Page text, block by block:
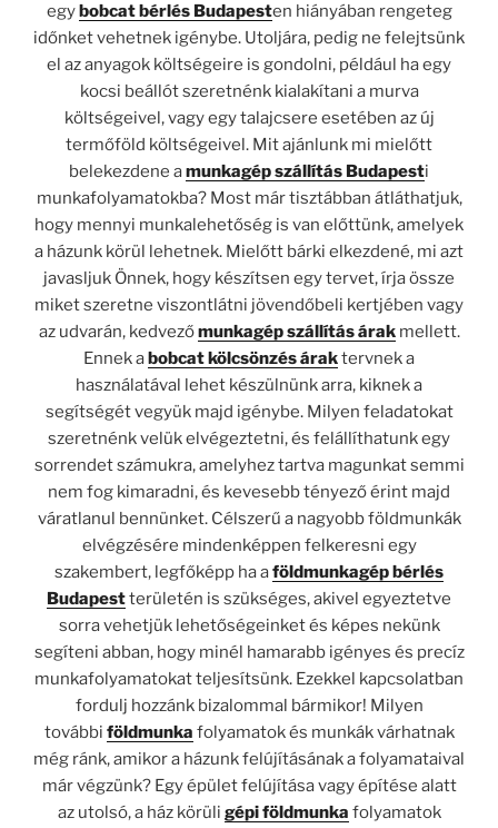
egybobcat bérlés Budapesten hiányában rengeteg
időnket vehetnek igénybe. Utoljára, pedig ne felejtsünk
el az anyagok költségeire is gondolni, például ha egy
kocsi beállót szeretnénk kialakítani a murva
költségeivel, vagy egy talajcsere esetében az új
termőföld költségeivel. Mit ajánlunk mi mielőtt
belekezdene amunkagép szállítás Budapesti
munkafolyamatokba? Most már tisztábban átláthatjuk,
hogy mennyi munkalehetőség is van előttünk, amelyek
a házunk körül lehetnek. Mielőtt bárki elkezdené, mi azt
javasljuk Önnek, hogy készítsen egy tervet, írja össze
miket szeretne viszontlátni jövendőbeli kertjében vagy
az udvarán, kedvezőmunkagép szállítás árakmellett.
Ennek abobcat kölcsönzés áraktervnek a
használatával lehet készülnünk arra, kiknek a
segítségét vegyük majd igénybe. Milyen feladatokat
szeretnénk velük elvégeztetni, és felállíthatunk egy
sorrendet számukra, amelyhez tartva magunkat semmi
nem fog kimaradni, és kevesebb tényező érint majd
váratlanul bennünket. Célszerű a nagyobb földmunkák
elvégzésére mindenképpen felkeresni egy
szakembert, legfőképp ha aföldmunkagép bérlés
Budapestterületén is szükséges, akivel egyeztetve
sorra vehetjük lehetőségeinket és képes nekünk
segíteni abban, hogy minél hamarabb igényes és precíz
munkafolyamatokat teljesítsünk. Ezekkel kapcsolatban
fordulj hozzánk bizalommal bármikor! Milyen
további földmunka folyamatok és munkák várhatnak
még ránk, amikor a házunk felújításának a folyamataival
már végzünk? Egy épület felújítása vagy építése alatt
az utolsó, a ház körüli gépi földmunka folyamatok